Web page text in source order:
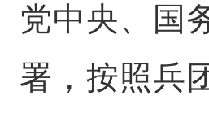
党中央、国
署，按照兵